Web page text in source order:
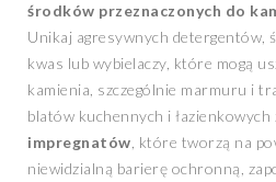
środków przeznaczonych do
Unikaj agresywnych detergentów,
kwas lub wybielaczy, które mogą
kamienia, szczególnie marmuru i
blatów kuchennych i
impregnatów , które tworzą na
niewidzialną barierę ochronną,